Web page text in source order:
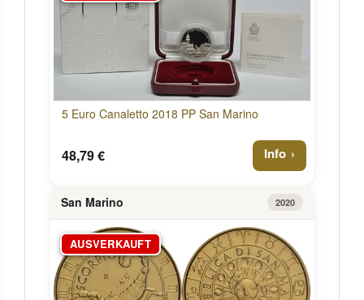
5 Euro Canaletto 2018 PP San Marino
48,79 € Info
San Marino 2020
AUSVERKAUFT